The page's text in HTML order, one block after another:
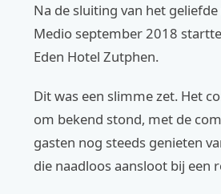
Na de sluiting van het
Medio september 2018
Eden Hotel Zutphen.
Dit was een slimme zet. Het
om bekend stond, met de
gasten nog steeds genieten
die naadloos aansloot bij een